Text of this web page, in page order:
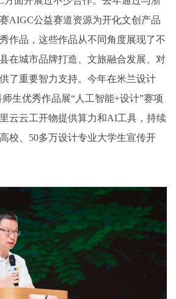
AIGC公益赛道资源为开化文创产品
作品，这些作品从不同角度展现了不
在城市品牌打造、文旅融合发展、对
了重要智力支持。今年在米兰设计
生优秀作品展“人工智能+设计”赛项
云云工开物提供算力和AI工具，持续
校、50多万设计专业大学生宣传开